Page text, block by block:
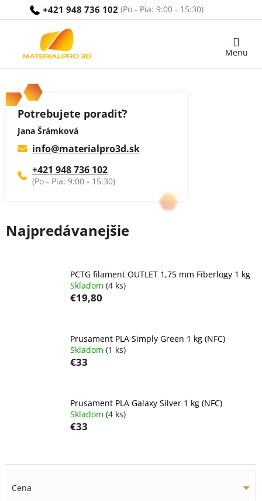
+421 948 736 102
Nákupný
Potrebujete poradiť?
Jana Šrámková
info@materialpro3d.sk
+421 948 736 102
Najpredávanejšie
PCTG filament OUTLET 1,75 mm Fiberlogy 1 kg
Skladom (4 ks)
€19,80
Prusament PLA Simply Green 1 kg (NFC)
Skladom (1 ks)
€33
Prusament PLA Galaxy Silver 1 kg (NFC)
Skladom (4 ks)
€33
Cena